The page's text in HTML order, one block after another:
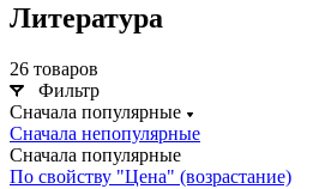
Литература
26 товаров
Фильтр
Сначала популярные
Сначала непопулярные
Сначала популярные
По свойству "Цена" (возрастание)